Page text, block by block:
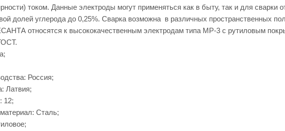
током. Данные электроды могут применяться как в быту, так и для сварки
долей углерода до 0,25%. Сварка возможна в различных пространственных
относятся к высококачественным электродам типа МР-3 с рутиловым
Россия;
Латвия;
12;
Сталь;